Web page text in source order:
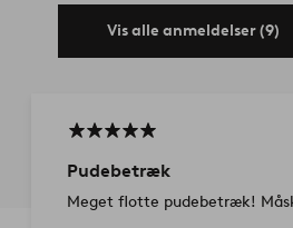
Vis alle anmeldelser (9)
Pudebetræk
Meget flotte pudebetræk!